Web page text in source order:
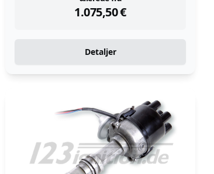
1.075,50€
Detaljer